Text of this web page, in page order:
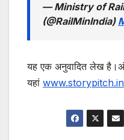
— Ministry of
(@RailMinIndia)
यह एक अनुवादित लेख
यहां www.storypitch.in